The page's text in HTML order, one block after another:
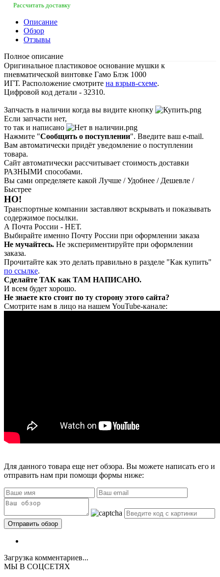
Рассчитать доставку
Описание
Обзор
Отзывы
Полное описание
Оригинальное пластиковое основание мушки к
пневматической винтовке Гамо Блэк 1000
ИГТ. Расположение смотрите на взрыв-схеме.
Цифровой код детали - 32310.
Запчасть в наличии когда вы видите кнопку
Если запчасти нет,
то так и написано
Нажмите "Сообщить о поступлении". Введите ваш e-mail.
Вам автоматически придёт уведомление о поступлении
товара.
Сайт автоматически рассчитывает стоимость доставки
РАЗНЫМИ способами.
Вы сами определяете какой Лучше / Удобнее / Дешевле /
Быстрее
НО!
Транспортные компании заставляют вскрывать и показывать
содержимое посылки.
А Почта России - НЕТ.
Выбирайте именно Почту России при оформлении заказа
Не мучайтесь. Не экспериментируйте при оформлении
заказа.
Прочитайте как это делать правильно в разделе "Как купить"
по ссылке.
Сделайте ТАК как ТАМ НАПИСАНО.
И всем будет хорошо.
Не знаете кто стоит по ту сторону этого сайта?
Смотрите нам в лицо на нашем YouTube-канале:
Для данного товара еще нет обзора. Вы можете написать его и
отправить нам при помощи формы ниже:
Загрузка комментариев...
МЫ В СОЦСЕТЯХ